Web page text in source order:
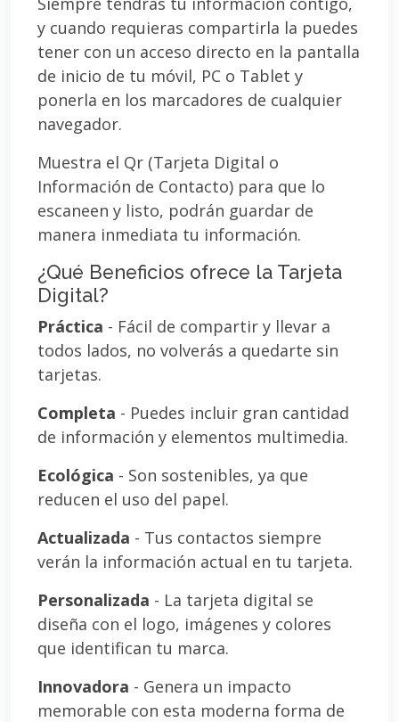
y cuando requieras compartirla la puedes
tener con un acceso directo en la pantalla
de inicio de tu móvil, PC o Tablet y
ponerla en los marcadores de cualquier
navegador.
Muestra el Qr (Tarjeta Digital o
Información de Contacto) para que lo
escaneen y listo, podrán guardar de
manera inmediata tu información.
¿Qué Beneficios ofrece la Tarjeta
Digital?
Práctica - Fácil de compartir y llevar a
todos lados, no volverás a quedarte sin
tarjetas.
Completa - Puedes incluir gran cantidad
de información y elementos multimedia.
Ecológica - Son sostenibles, ya que
reducen el uso del papel.
Actualizada - Tus contactos siempre
verán la información actual en tu tarjeta.
Personalizada - La tarjeta digital se
diseña con el logo, imágenes y colores
que identifican tu marca.
Innovadora - Genera un impacto
memorable con esta moderna forma de